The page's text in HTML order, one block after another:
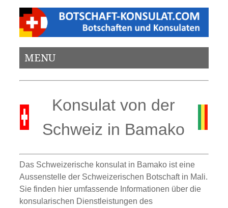
MENU
Konsulat von der
Schweiz in Bamako
Das Schweizerische konsulat in Bamako ist eine
Aussenstelle der Schweizerischen Botschaft in Mali.
Sie finden hier umfassende Informationen über die
konsularischen Dienstleistungen des